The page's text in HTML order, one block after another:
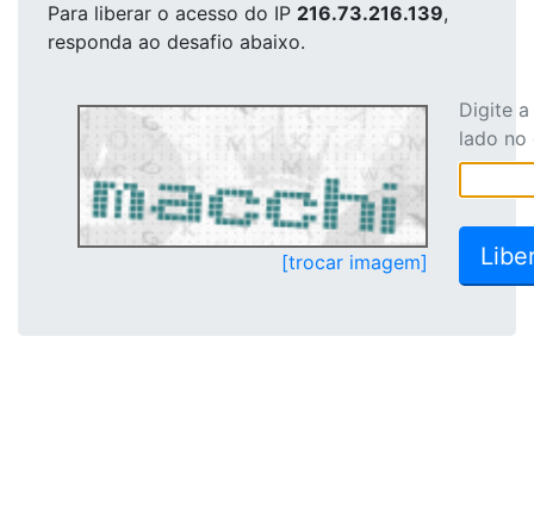
Para liberar o acesso do IP 216.73.216.139,
responda ao desafio abaixo.
[trocar imagem]
Digite
lado no